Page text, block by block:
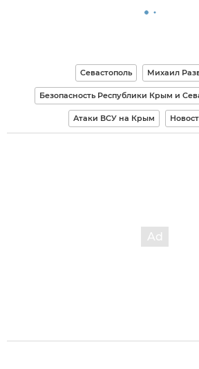
Севастополь Михаил
Безопасность Республики Крым и
Атаки ВСУ на Крым